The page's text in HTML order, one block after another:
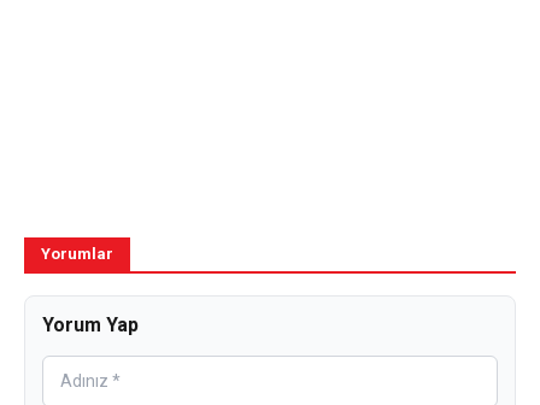
Yorumlar
Yorum Yap